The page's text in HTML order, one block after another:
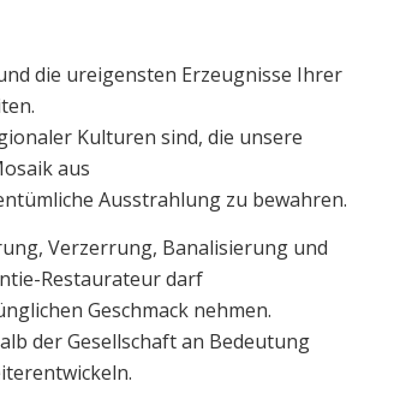
die ureigensten Erzeugnisse Ihrer
Kulturen sind, die unsere
aus
Ausstrahlung zu bewahren.
Verzerrung, Banalisierung und
Restaurateur darf
Geschmack nehmen.
der Gesellschaft an Bedeutung